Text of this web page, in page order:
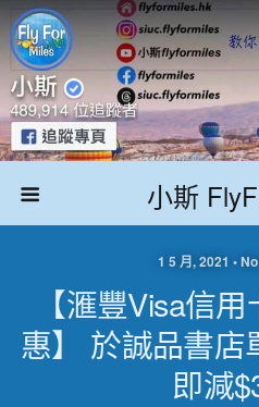
小斯
1 5 月, 2021 •
【滙豐Visa信
惠】 於誠品書
即減